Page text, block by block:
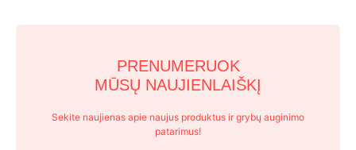
PRENUMERUOK
MŪSŲ NAUJIENLAIŠKĮ
Sekite naujienas apie naujus produktus ir grybų auginimo
patarimus!